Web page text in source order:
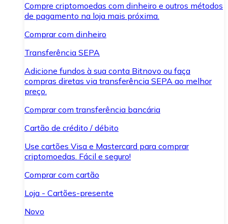
Compre criptomoedas com dinheiro e outros métodos
de pagamento na loja mais próxima.
Comprar com dinheiro
Transferência SEPA
Adicione fundos à sua conta Bitnovo ou faça
compras diretas via transferência SEPA ao melhor
preço.
Comprar com transferência bancária
Cartão de crédito / débito
Use cartões Visa e Mastercard para comprar
criptomoedas. Fácil e seguro!
Comprar com cartão
Loja - Cartões-presente
Novo